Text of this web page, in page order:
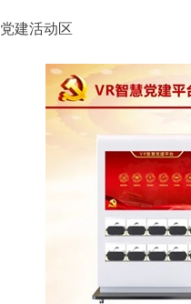
党建活动区